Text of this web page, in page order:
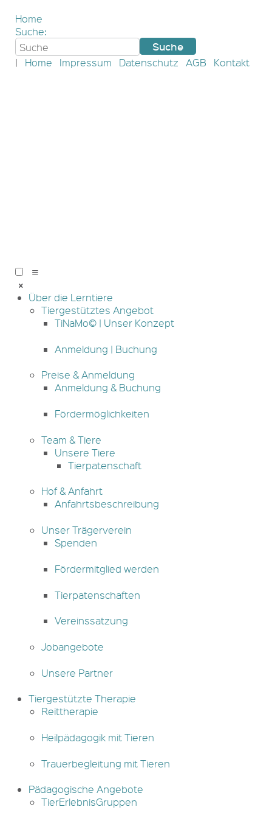
Home
Suche:
| Home Impressum Datenschutz AGB Kontakt
Über die Lerntiere
Tiergestütztes Angebot
TiNaMo© | Unser Konzept
Anmeldung | Buchung
Preise & Anmeldung
Anmeldung & Buchung
Fördermöglichkeiten
Team & Tiere
Unsere Tiere
Tierpatenschaft
Hof & Anfahrt
Anfahrtsbeschreibung
Unser Trägerverein
Spenden
Fördermitglied werden
Tierpatenschaften
Vereinssatzung
Jobangebote
Unsere Partner
Tiergestützte Therapie
Reittherapie
Heilpädagogik mit Tieren
Trauerbegleitung mit Tieren
Pädagogische Angebote
TierErlebnisGruppen